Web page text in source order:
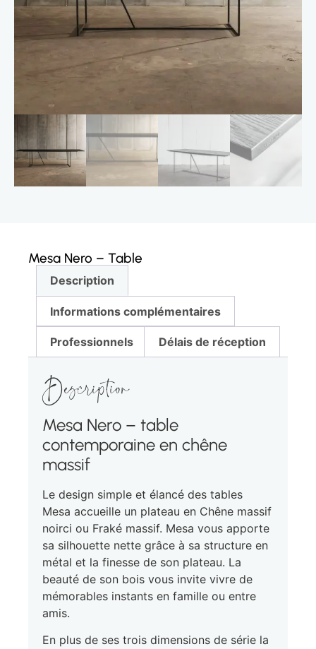
Mesa Nero – Table
Description
Informations complémentaires
Professionnels Délais de réception
Description
Mesa Nero – table
contemporaine en chêne
massif
Le design simple et élancé des tables
Mesa accueille un plateau en Chêne massif
noirci ou Fraké massif. Mesa vous apporte
sa silhouette nette grâce à sa structure en
métal et la finesse de son plateau. La
beauté de son bois vous invite vivre de
mémorables instants en famille ou entre
amis.
En plus de ses trois dimensions de série la